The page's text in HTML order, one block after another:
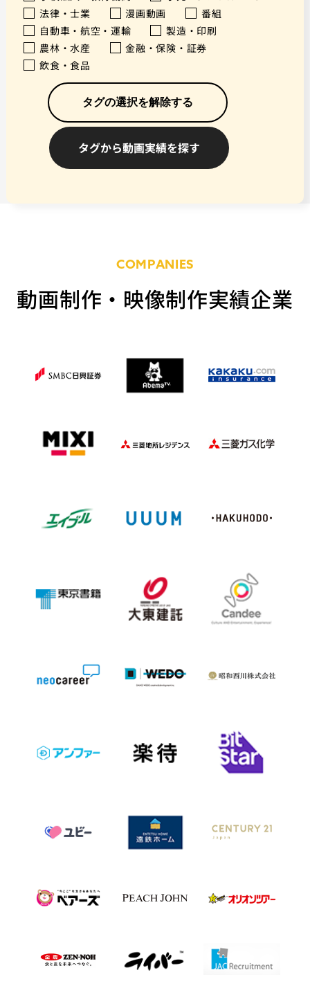
法律・士業
漫画動画
番組
自動車・航空・運輸
製造・印刷
農林・水産
金融・保険・証券
飲食・食品
タグの選択を解除する
COMPANIES
動画制作・映像制作実績企業